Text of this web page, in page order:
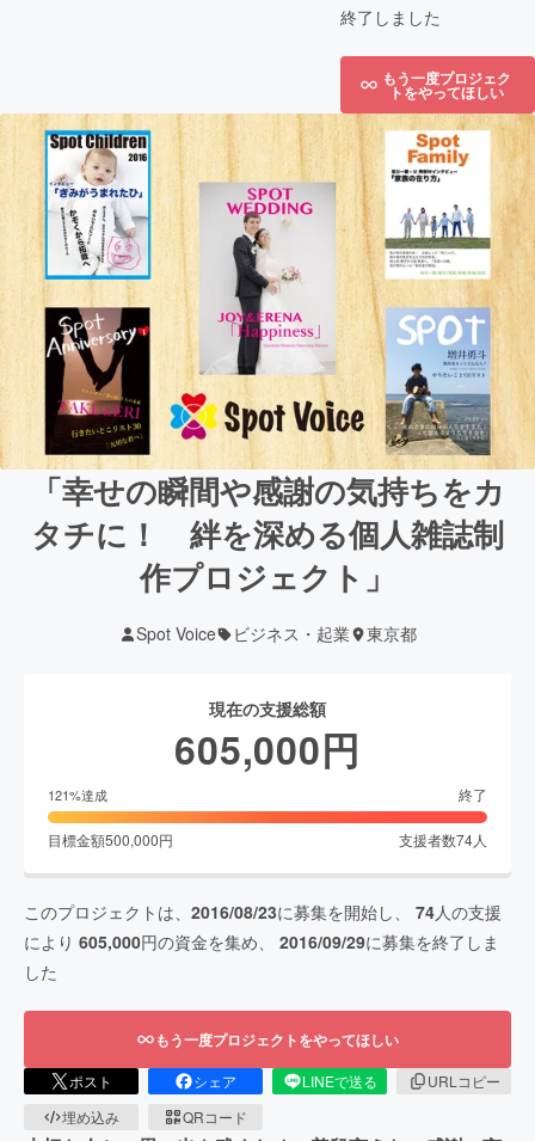
終了しました
もう一度プロジェク
トをやってほしい
「幸せの瞬間や感謝の気持ちをカ
タチに！ 絆を深める個人雑誌制
作プロジェクト」
Spot Voice ビジネス・起業 東京都
現在の支援総額
605,000円
121%達成 終了
目標金額500,000円 支援者数74人
このプロジェクトは、 2016/08/23に募集を開始し、 74人の支援
により 605,000円の資金を集め、 2016/09/29に募集を終了しま
した
もう一度プロジェクトをやってほしい
ポスト シェア LINEで送る
URLコピー
埋め込み
QRコード